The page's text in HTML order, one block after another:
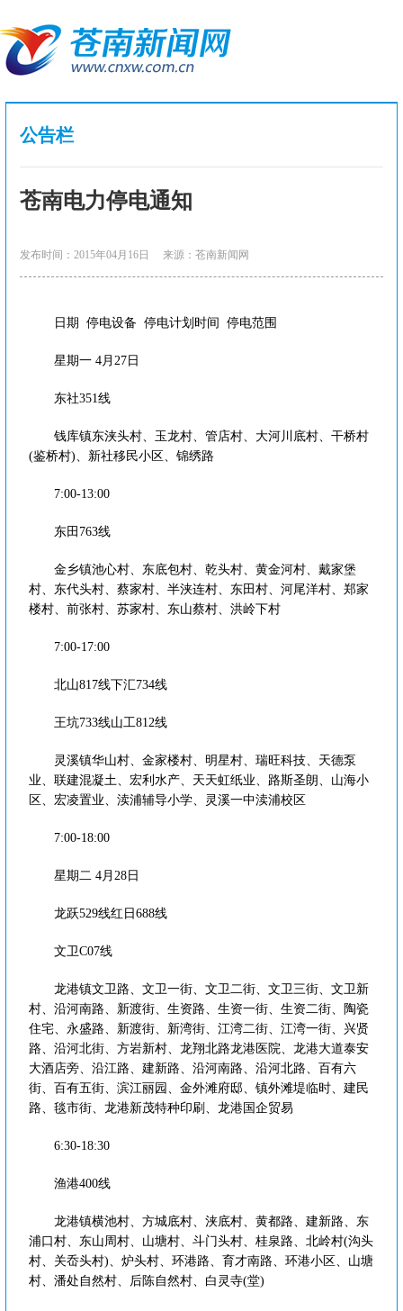
公告栏
苍南电力停电通知
发布时间：2015年04月16日 来源：苍南新闻网
日期 停电设备 停电计划时间 停电范围
星期一 4月27日
东社351线
钱库镇东浃头村、玉龙村、管店村、大河川底村、干桥村
(鉴桥村)、新社移民小区、锦绣路
7:00-13:00
东田763线
金乡镇池心村、东底包村、乾头村、黄金河村、戴家堡
村、东代头村、蔡家村、半浃连村、东田村、河尾洋村、郑家
楼村、前张村、苏家村、东山蔡村、洪岭下村
7:00-17:00
北山817线下汇734线
王坑733线山工812线
灵溪镇华山村、金家楼村、明星村、瑞旺科技、天德泵
业、联建混凝土、宏利水产、天天虹纸业、路斯圣朗、山海小
区、宏凌置业、渎浦辅导小学、灵溪一中渎浦校区
7:00-18:00
星期二 4月28日
龙跃529线红日688线
文卫C07线
龙港镇文卫路、文卫一街、文卫二街、文卫三街、文卫新
村、沿河南路、新渡街、生资路、生资一街、生资二街、陶瓷
住宅、永盛路、新渡街、新湾街、江湾二街、江湾一街、兴贤
路、沿河北街、方岩新村、龙翔北路龙港医院、龙港大道泰安
大酒店旁、沿江路、建新路、沿河南路、沿河北路、百有六
街、百有五街、滨江丽园、金外滩府邸、镇外滩堤临时、建民
路、毯市街、龙港新茂特种印刷、龙港国企贸易
6:30-18:30
渔港400线
龙港镇横池村、方城底村、浃底村、黄都路、建新路、东
浦口村、东山周村、山塘村、斗门头村、桂泉路、北岭村(沟头
村、关岙头村)、炉头村、环港路、育才南路、环港小区、山塘
村、潘处自然村、后陈自然村、白灵寺(堂)